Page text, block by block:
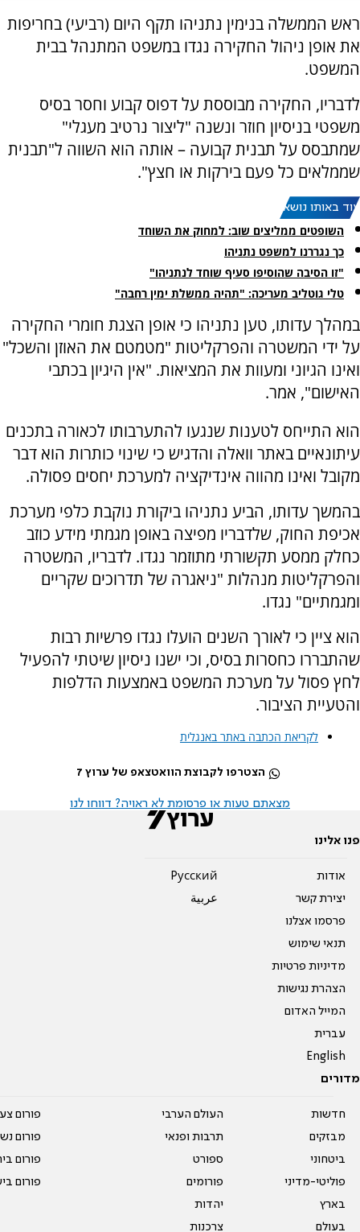
ראש הממשלה בנימין נתניהו תקף היום (רביעי) בחריפות
את אופן ניהול החקירה נגדו במשפט המתנהל בבית
המשפט.
לדבריו, החקירה מבוססת על דפוס קבוע וחסר בסיס
משפטי בניסיון חוזר ונשנה "ליצור נרטיב מעגלי"
שמתבסס על תבנית קבועה – אותה הוא השווה ל"תבנית
שממלאים כל פעם בירקות או חצץ".
עוד באותו נושא:
השופטים ממליצים שוב: למחוק את השוחד
כך נגררנו למשפט נתניהו
"זו הסיבה שהוסיפו סעיף שוחד לנתניהו"
טלי גוטליב מעריכה: "תהיה ממשלת ימין רחבה"
במהלך עדותו, טען נתניהו כי אופן הצגת חומרי החקירה
על ידי המשטרה והפרקליטות "מטמטם את האוזן והשכל"
ואינו הגיוני ומעוות את המציאות. "אין היגיון בכתבי
האישום", אמר.
הוא התייחס לטענות שנגעו להתערבותו לכאורה בתכנים
עיתונאיים באתר וואלה והדגיש כי שינוי כותרות הוא דבר
מקובל ואינו מהווה אינדיקציה למערכת יחסים פסולה.
בהמשך עדותו, הביע נתניהו ביקורת נוקבת כלפי מערכת
אכיפת החוק, שלדבריו מפיצה באופן מגמתי מידע כוזב
כחלק ממסע תקשורתי מתוזמר נגדו. לדבריו, המשטרה
והפרקליטות מנהלות "ניאגרה של תדרוכים שקריים
ומגמתיים" נגדו.
הוא ציין כי לאורך השנים הועלו נגדו פרשיות רבות
שהתבררו כחסרות בסיס, וכי ישנו ניסיון שיטתי להפעיל
לחץ פסול על מערכת המשפט באמצעות הדלפות
והטעיית הציבור.
לקריאת הכתבה באתר באנגלית
הצטרפו לקבוצת הוואטצאפ של ערוץ 7
מצאתם טעות או פרסומת לא ראויה? דווחו לנו
פנו אלינו
אודות
יצירת קשר
פרסמו אצלנו
תנאי שימוש
מדיניות פרטיות
הצהרת נגישות
המייל האדום
עברית
English
Pусский
عربية
מדורים
חדשות
מבזקים
ביטחוני
פוליטי-מדיני
בארץ
בעולם
העולם הערבי
תרבות ופנאי
ספורט
פורומים
יהדות
צרכנות
פורום
פורום
פורום
פורום